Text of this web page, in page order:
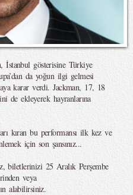
İstanbul gösterisine Türkiye
da yoğun ilgi gelmesi
karar verdi. Jackman, 17, 18
de ekleyerek hayranlarına
kıran bu performansı ilk kez ve
için son şansınız...
biletlerinizi 25 Aralık Perşembe
veya
alabilirsiniz.